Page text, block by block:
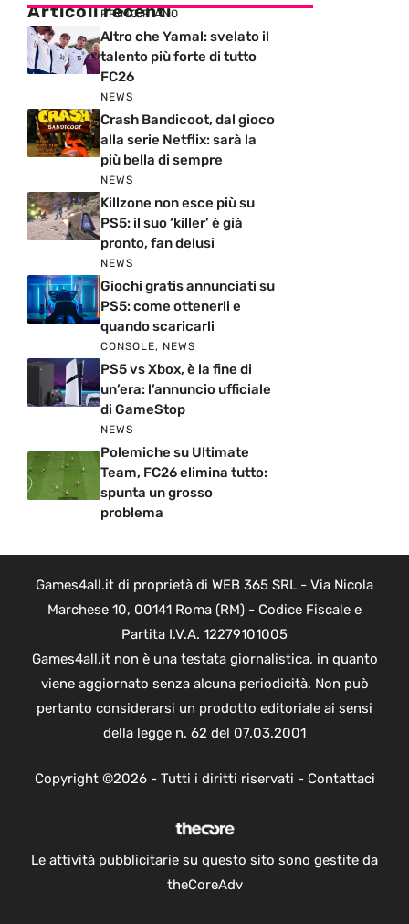
Articoli recenti
PRIMO PIANO
Altro che Yamal: svelato il
talento più forte di tutto
FC26
NEWS
Crash Bandicoot, dal gioco
alla serie Netflix: sarà la
più bella di sempre
NEWS
Killzone non esce più su
PS5: il suo ‘killer’ è già
pronto, fan delusi
NEWS
Giochi gratis annunciati su
PS5: come ottenerli e
quando scaricarli
CONSOLE, NEWS
PS5 vs Xbox, è la fine di
un’era: l’annuncio ufficiale
di GameStop
NEWS
Polemiche su Ultimate
Team, FC26 elimina tutto:
spunta un grosso
problema
Games4all.it di proprietà di WEB 365 SRL - Via Nicola
Marchese 10, 00141 Roma (RM) - Codice Fiscale e
Partita I.V.A. 12279101005
Games4all.it non è una testata giornalistica, in quanto
viene aggiornato senza alcuna periodicità. Non può
pertanto considerarsi un prodotto editoriale ai sensi
della legge n. 62 del 07.03.2001
Copyright ©2026 - Tutti i diritti riservati - Contattaci
Le attività pubblicitarie su questo sito sono gestite da
theCoreAdv